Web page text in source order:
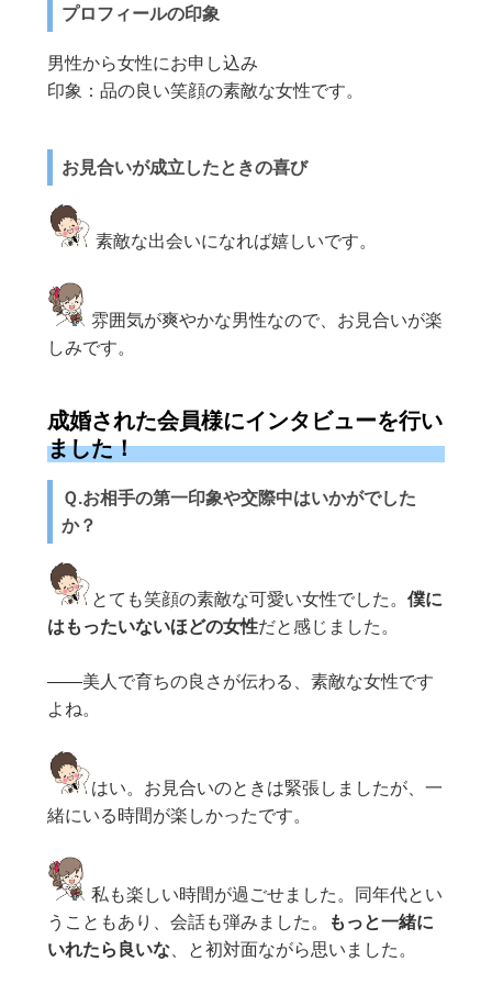
プロフィールの印象
男性から女性にお申し込み
印象：品の良い笑顔の素敵な女性です。
お見合いが成立したときの喜び
素敵な出会いになれば嬉しいです。
雰囲気が爽やかな男性なので、お見合いが楽
しみです。
成婚された会員様にインタビューを行い
ました！
Ｑ.お相手の第一印象や交際中はいかがでした
か？
とても笑顔の素敵な可愛い女性でした。僕に
はもったいないほどの女性だと感じました。
——美人で育ちの良さが伝わる、素敵な女性です
よね。
はい。お見合いのときは緊張しましたが、一
緒にいる時間が楽しかったです。
私も楽しい時間が過ごせました。同年代とい
うこともあり、会話も弾みました。
もっと一緒に
いれたら良いな、と初対面ながら思いました。